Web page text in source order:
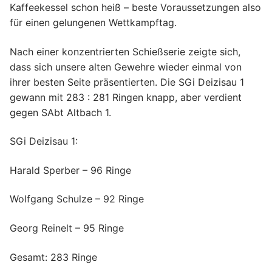
Kaffeekessel schon heiß – beste Voraussetzungen also
für einen gelungenen Wettkampftag.
Nach einer konzentrierten Schießserie zeigte sich,
dass sich unsere alten Gewehre wieder einmal von
ihrer besten Seite präsentierten. Die SGi Deizisau 1
gewann mit 283 : 281 Ringen knapp, aber verdient
gegen SAbt Altbach 1.
SGi Deizisau 1:
Harald Sperber – 96 Ringe
Wolfgang Schulze – 92 Ringe
Georg Reinelt – 95 Ringe
Gesamt: 283 Ringe